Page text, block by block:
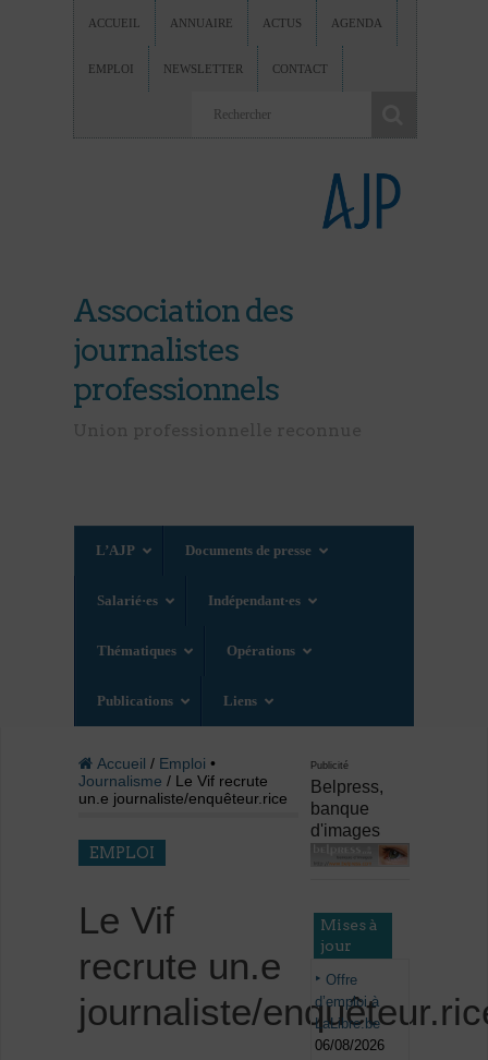
ACCUEIL ANNUAIRE ACTUS AGENDA
EMPLOI NEWSLETTER CONTACT
Association des
journalistes
professionnels
L’AJP Documents de presse
Salarié·es Indépendant·es
Thématiques Opérations
Publications Liens
Accueil / Emploi •
Journalisme / Le Vif recrute
un.e journaliste/enquêteur.rice
EMPLOI
Le Vif
recrute un.e
journaliste/
Publicité
Belpress,
banque
d'images
Mises à
jour
Offre
d’emploi à
LaLibre.be
06/08/2026